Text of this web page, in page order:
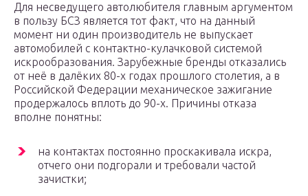
Для несведущего автолюбителя главным аргументом
в пользу БСЗ является тот факт, что на данный
момент ни один производитель не выпускает
автомобилей с контактно-кулачковой системой
искрообразования. Зарубежные бренды отказались
от неё в далёких 80-х годах прошлого столетия, а в
Российской Федерации механическое зажигание
продержалось вплоть до 90-х. Причины отказа
вполне понятны:
на контактах постоянно проскакивала искра,
отчего они подгорали и требовали частой
зачистки;